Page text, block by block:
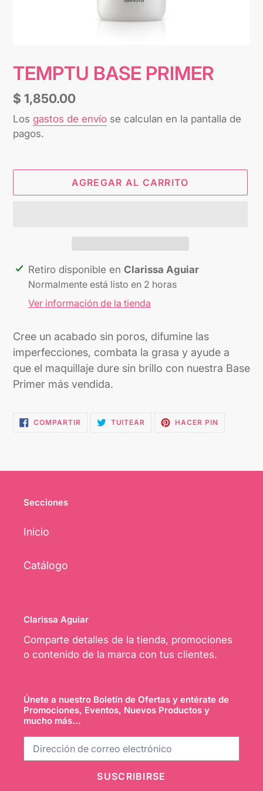
TEMPTU BASE PRIMER
Precio
habitual
$ 1,850.00
Los gastos de envío se calculan en la pantalla de
pagos.
AGREGAR AL CARRITO
Agregando
producto
carrito
Retiro disponible en Clarissa Aguiar
Normalmente está listo en 2 horas
Ver información de la tienda
Cree un acabado sin poros, difumine las
imperfecciones, combata la grasa y ayude a
que el maquillaje dure sin brillo con nuestra Base
Primer más vendida.
COMPARTIRCOMPARTIR
EN
TUITEAR TUITEARHACER PINPINEAR
EN
Secciones
Inicio
Catálogo
Clarissa Aguiar
Comparte detalles de la tienda, promociones
o contenido de la marca con tus clientes.
Únete a nuestro Boletín de Ofertas y entérate de
Promociones, Eventos, Nuevos Productos y
mucho más...
SUSCRIBIRSE